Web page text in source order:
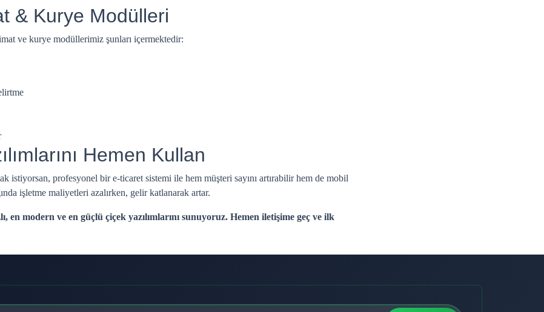
& Kurye Modülleri
ve kurye modüllerimiz şunları içermektedir:
Hemen Kullan
istiyorsan, profesyonel bir e-ticaret sistemi ile hem müşteri sayını artırabilir hem de mobil
işletme maliyetleri azalırken, gelir katlanarak artar.
en modern ve en güçlü çiçek yazılımlarını sunuyoruz. Hemen iletişime geç ve ilk